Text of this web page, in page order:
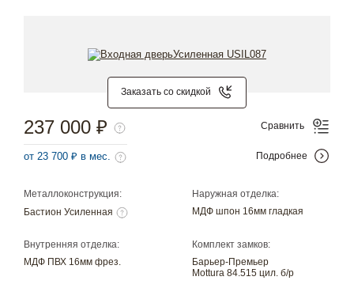
Заказать со скидкой
Металлоконструкция:
Бастион Усиленная
Наружная отделка:
МДФ шпон 16мм гладкая
Внутренняя отделка:
МДФ ПВХ 16мм фрез.
Комплект замков:
Барьер-Премьер
Mottura 84.515 цил. б/р
237 000 ₽
от 23 700 ₽ в мес.
Сравнить
Подробнее